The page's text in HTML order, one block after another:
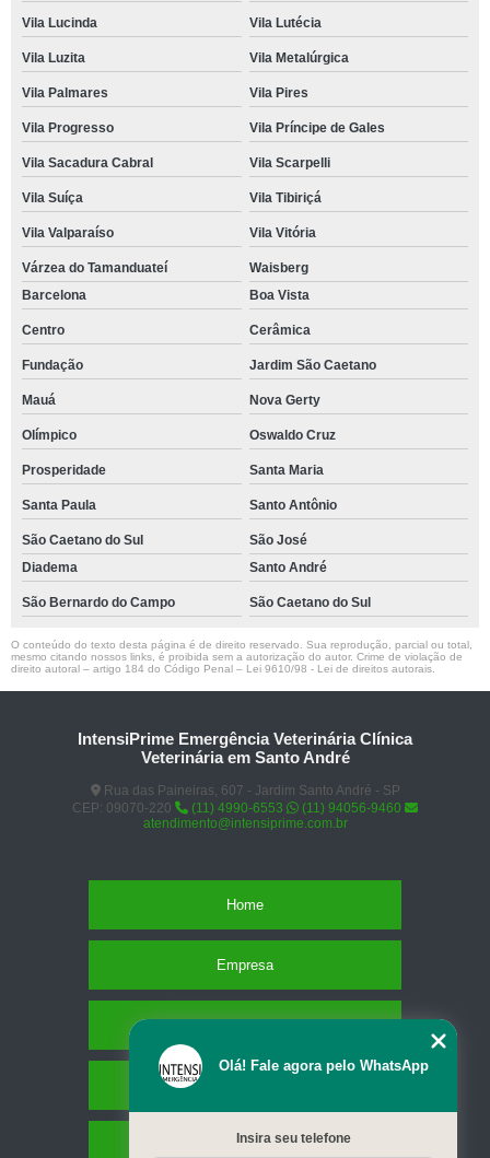
Vila Lucinda Vila Lutécia
Vila Luzita Vila Metalúrgica
Vila Palmares Vila Pires
Vila Progresso Vila Príncipe de Gales
Vila Sacadura Cabral Vila Scarpelli
Vila Suíça Vila Tibiriçá
Vila Valparaíso Vila Vitória
Várzea do Tamanduateí
Waisberg
Barcelona
Boa Vista
Centro Cerâmica
Fundação Jardim São Caetano
Mauá Nova Gerty
Olímpico Oswaldo Cruz
Prosperidade Santa Maria
Santa Paula Santo Antônio
São Caetano do Sul
São José
Diadema
Santo André
São Bernardo do Campo São Caetano do Sul
O conteúdo do texto desta página é de direito reservado. Sua reprodução, parcial ou total,
mesmo citando nossos links, é proibida sem a autorização do autor. Crime de violação de
direito autoral – artigo 184 do Código Penal – Lei 9610/98 - Lei de direitos autorais
IntensiPrime Emergência Veterinária Clínica
Veterinária em Santo André
Rua das Paineiras, 607 - Jardim Santo André - SP
CEP: 09070-220
(11) 4990-6553
(11) 94056-9460
atendimento@intensiprime.com.br
Home
Empresa
Contato
Olá! Fale agora pelo WhatsApp
Insira seu telefone